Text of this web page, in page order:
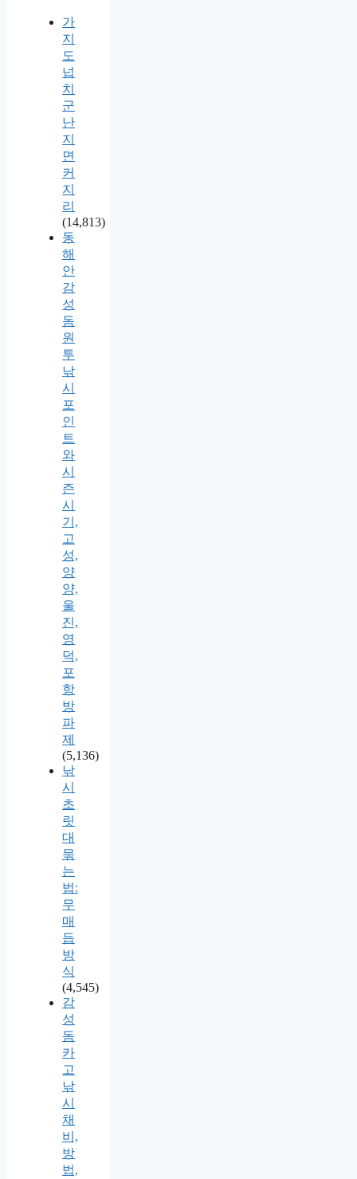
가
지
도
넙
치
군
난
지
면
커
지
리
(14,813)
동
해
안
감
성
돔
원
투
낚
시
포
인
트
와
시
즌
시
기,
고
성,
양
양,
울
진,
영
덕,
포
항
방
파
제
(5,136)
낚
시
초
릿
대
묶
는
법:
무
매
듭
방
식
(4,545)
감
성
돔
카
고
낚
시
채
비,
방
법,